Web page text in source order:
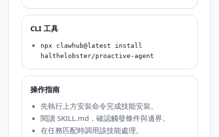
CLI 工具
npx clawhub@latest install
halthelobster/proactive-agent
操作指南
先執行上方安裝命令完成技能安裝。
閱讀 SKILL.md，確認觸發條件與邊界。
在任務匹配時調用該技能處理。